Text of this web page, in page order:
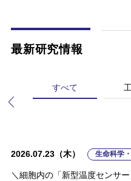
最新研究情報
すべて
2026.07.23（木） 生命科学
＼細胞内の「新型温度センサ
2026.07.23（木） 工学系
常識を覆す新材料で有機薄膜
2026.07.23（木） 生命科学
＼細胞内の「新型温度センサ
2026.07.23（木） 自然科学
正方形分子を組み上げた3次元
2026.07.23（木） 人文学・
ロボットが幼児の粘り強さを
2026.02.16（月） その他
中性子過剰なスズ原子核は小さ